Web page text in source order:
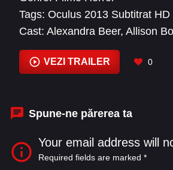
Tags: Oculus 2013 Subtitrat HD
Cast: Alexandra Beer, Allison
Levine, Garrett Ryan Ginger
James Lafferty, Jamie Flanagan
VEZI TRAILER 0
Spune-ne părerea ta
Your email address will
Required fields are marked *